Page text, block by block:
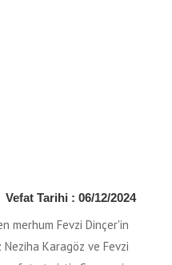
Vefat Tarihi : 06/12/2024
merhum Fevzi Dinçer'in
Neziha Karagöz ve Fevzi